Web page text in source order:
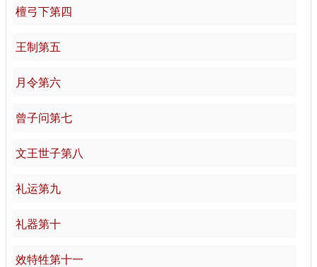
檀弓下第四
王制第五
月令第六
曾子问第七
文王世子第八
礼运第九
礼器第十
效特牲第十一